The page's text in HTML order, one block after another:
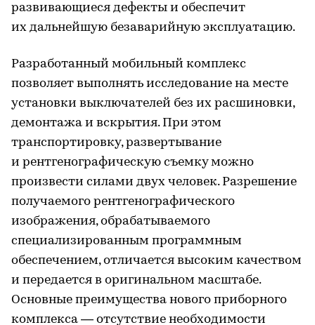
развивающиеся дефекты и обеспечит
их дальнейшую безаварийную эксплуатацию.
Разработанный мобильный комплекс
позволяет выполнять исследование на месте
установки выключателей без их расшиновки,
демонтажа и вскрытия. При этом
транспортировку, развертывание
и рентгенографическую съемку можно
произвести силами двух человек. Разрешение
получаемого рентгенографического
изображения, обрабатываемого
специализированным программным
обеспечением, отличается высоким качеством
и передается в оригинальном масштабе.
Основные преимущества нового приборного
комплекса — отсутствие необходимости